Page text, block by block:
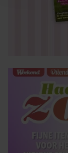
en om ons
informatie
partners
verzameld op
gaat akkoord
gebruiken.